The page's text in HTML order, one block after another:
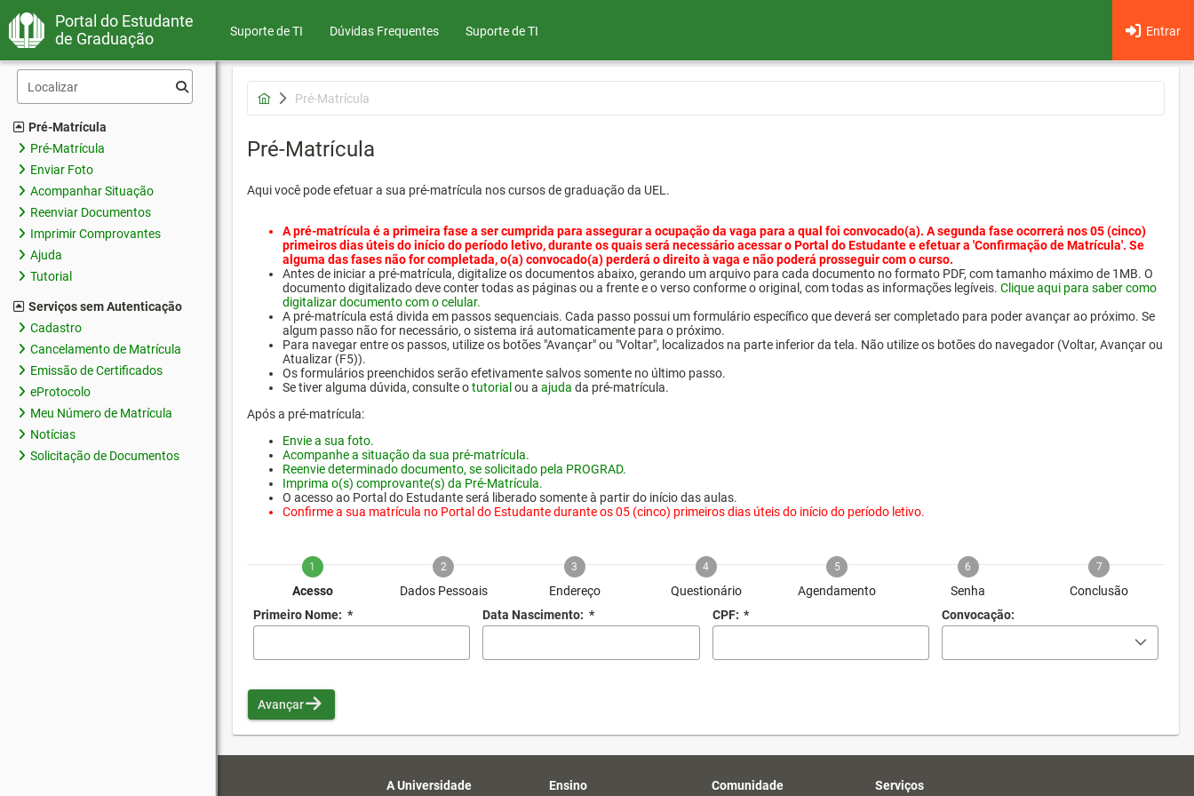
Portal do Estudante
de Graduação
Suporte de TI Dúvidas Frequentes Entrar
Suporte de TI
Pré-Matrícula
Pré-Matrícula
Enviar Foto
Acompanhar Situação
Reenviar Documentos
Imprimir Comprovantes
Ajuda
Tutorial
Serviços sem Autenticação
Cadastro
Cancelamento de Matrícula
Emissão de Certificados
eProtocolo
Meu Número de Matrícula
Notícias
Solicitação de Documentos
Pré-Matrícula
Pré-Matrícula
Aqui você pode efetuar a sua pré-matrícula nos cursos de graduação da UEL.
A pré-matrícula é a primeira fase a ser cumprida para assegurar a ocupação da vaga para a qual foi convocado(a). A segunda fase ocorrerá nos 05 (cinco)
primeiros dias úteis do início do período letivo, durante os quais será necessário acessar o Portal do Estudante e efetuar a 'Confirmação de Matrícula'. Se
alguma das fases não for completada, o(a) convocado(a) perderá o direito à vaga e não poderá prosseguir com o curso.
Antes de iniciar a pré-matrícula, digitalize os documentos abaixo, gerando um arquivo para cada documento no formato PDF, com tamanho máximo de 1MB. O
documento digitalizado deve conter todas as páginas ou a frente e o verso conforme o original, com todas as informações legíveis. Clique aqui para saber como
digitalizar documento com o celular.
A pré-matrícula está divida em passos sequenciais. Cada passo possui um formulário específico que deverá ser completado para poder avançar ao próximo. Se
algum passo não for necessário, o sistema irá automaticamente para o próximo.
Para navegar entre os passos, utilize os botões "Avançar" ou "Voltar", localizados na parte inferior da tela. Não utilize os botões do navegador (Voltar, Avançar ou
Atualizar (F5)).
Os formulários preenchidos serão efetivamente salvos somente no último passo.
Se tiver alguma dúvida, consulte otutorial ou a ajuda da pré-matrícula.
Após a pré-matrícula:
Envie a sua foto.
Acompanhe a situação da sua pré-matrícula.
Reenvie determinado documento, se solicitado pela PROGRAD.
Imprima o(s) comprovante(s) da Pré-Matrícula.
O acesso ao Portal do Estudante será liberado somente à partir do início das aulas.
Confirme a sua matrícula no Portal do Estudante durante os 05 (cinco) primeiros dias úteis do início do período letivo.
1
Acesso
2
Dados Pessoais
3
Endereço
4
Questionário
5
Agendamento
6
Senha
7
Conclusão
Primeiro Nome: * Data Nascimento: * CPF: * Convocação:
Avançar
A Universidade Ensino Comunidade Serviços